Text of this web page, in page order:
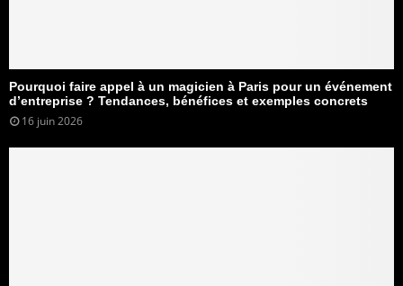
Pourquoi faire appel à un magicien à Paris pour un événement
d’entreprise ? Tendances, bénéfices et exemples concrets
16 juin 2026